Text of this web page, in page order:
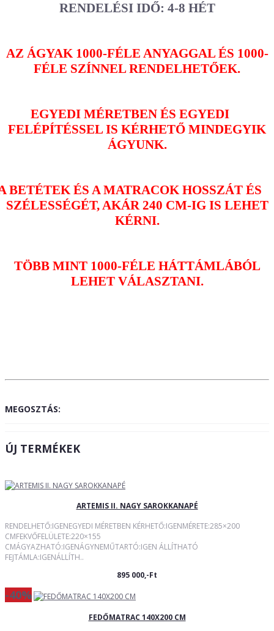
RENDELÉSI IDŐ: 4-8 HÉT
AZ ÁGYAK 1000-FÉLE ANYAGGAL ÉS 1000-
FÉLE SZÍNNEL RENDELHETŐEK.
EGYEDI MÉRETBEN ÉS EGYEDI
FELÉPÍTÉSSEL IS KÉRHETŐ MINDEGYIK
ÁGYUNK.
BETÉTEK ÉS A MATRACOK HOSSZÁT ÉS
SZÉLESSÉGÉT, AKÁR 240 CM-IG IS LEHET
KÉRNI.
TÖBB MINT 1000-FÉLE HÁTTÁMLÁBÓL
LEHET VÁLASZTANI.
MEGOSZTÁS:
ÚJ TERMÉKEK
ARTEMIS II. NAGY SAROKKANAPÉ
RENDELHETŐ:IGENEGYEDI MÉRETBEN KÉRHETŐ:IGENMÉRETE:285×200
CMFEKVŐFELÜLETE:220×155
CMÁGYAZHATÓ:IGENÁGYNEMŰTARTÓ:IGEN ÁLLÍTHATÓ
FEJTÁMLA:IGENÁLLÍTH..
895 000,-Ft
-40%
FEDŐMATRAC 140X200 CM